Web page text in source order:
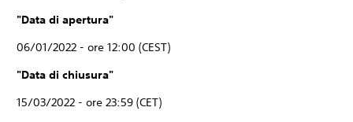
"Data di apertura"
06/01/2022 - ore 12:00 (CEST)
"Data di chiusura"
15/03/2022 - ore 23:59 (CET)